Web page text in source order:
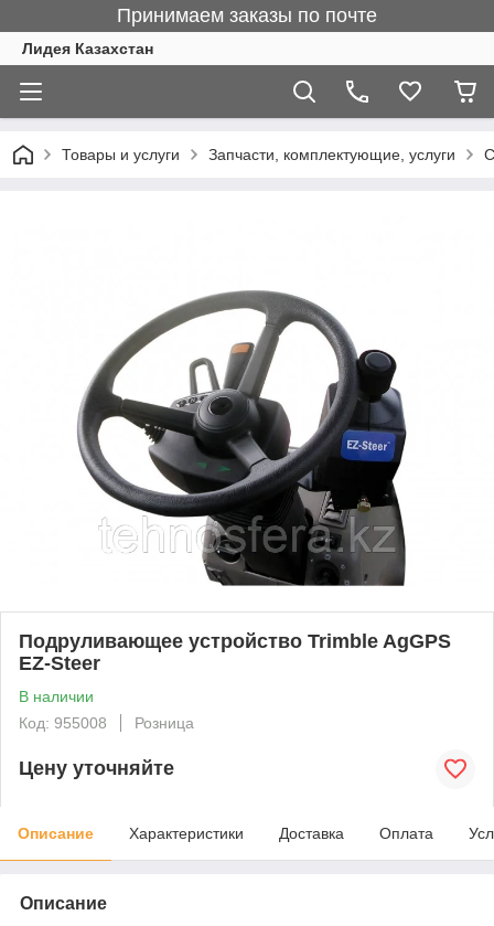
Принимаем заказы по почте
Лидея Казахстан
Товары и услуги Запчасти, комплектующие, услуги
Подруливающее устройство Trimble AgGPS
EZ-Steer
В наличии
Код: 955008
Розница
Цену уточняйте
Описание Характеристики Доставка Оплата
Описание